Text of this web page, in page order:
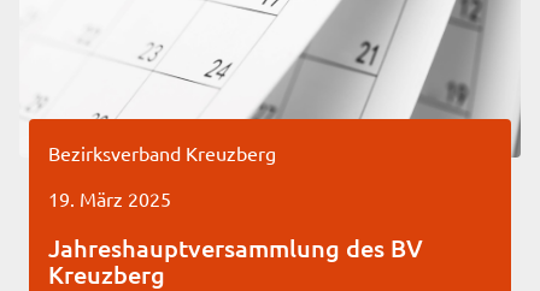
Bezirksverband Kreuzberg
19. März 2025
Jahreshauptversammlung des BV
Kreuzberg